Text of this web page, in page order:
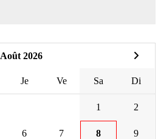
Août 2026
Je Ve Sa Di
1 2
6 7 8 9